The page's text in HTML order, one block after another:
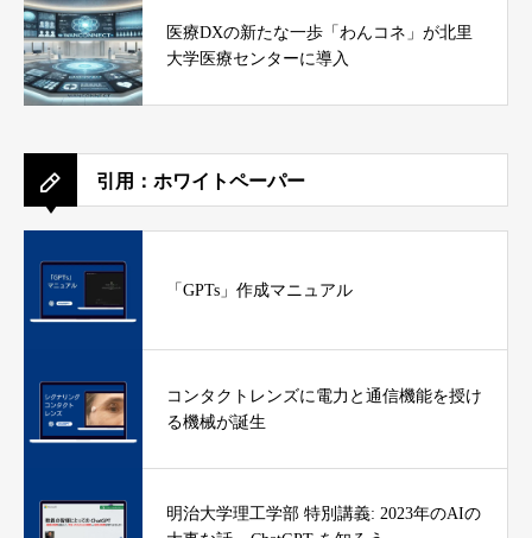
医療DXの新たな一歩「わんコネ」が北里
大学医療センターに導入
引用：ホワイトペーパー
「GPTs」作成マニュアル
コンタクトレンズに電力と通信機能を授け
る機械が誕生
明治大学理工学部 特別講義: 2023年のAIの